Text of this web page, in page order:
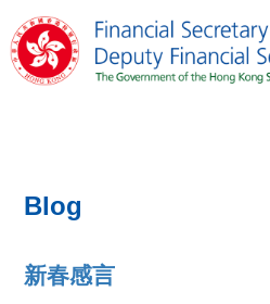
Blog
新春感言